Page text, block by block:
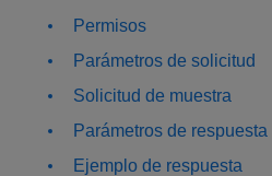
Permisos
Parámetros de solicitud
Solicitud de muestra
Parámetros de respuesta
Ejemplo de respuesta